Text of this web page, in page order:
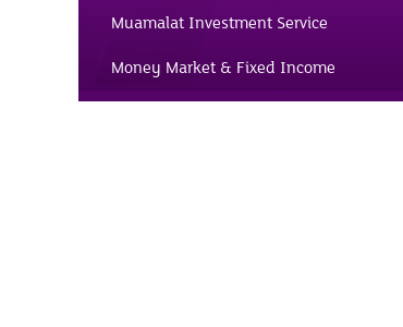
Muamalat Investment Service
Money Market & Fixed Income